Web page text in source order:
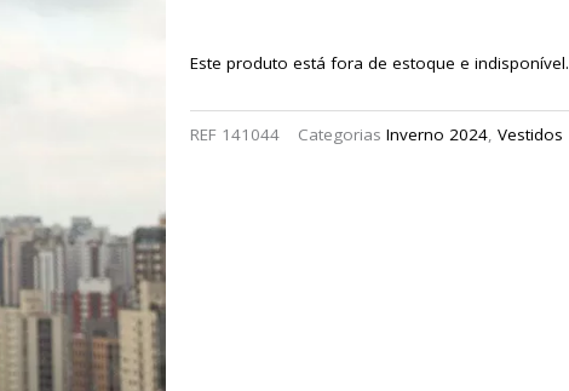
Este produto está fora de estoque e indisponível.
REF 141044 Categorias Inverno 2024, Vestidos